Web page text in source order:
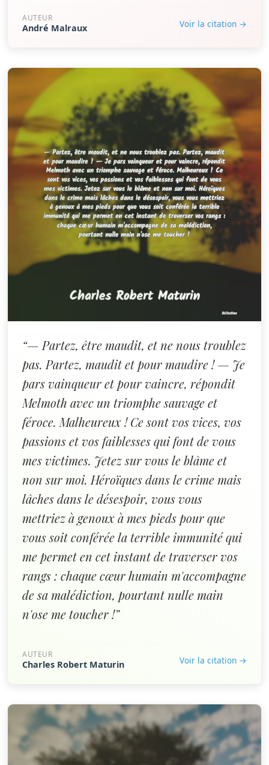
AUTEUR
André Malraux Voir la citation →
“— Partez, être maudit, et ne nous troublez
pas. Partez, maudit et pour maudire ! — Je
pars vainqueur et pour vaincre, répondit
Melmoth avec un triomphe sauvage et
féroce. Malheureux ! Ce sont vos vices, vos
passions et vos faiblesses qui font de vous
mes victimes. Jetez sur vous le blâme et
non sur moi. Héroïques dans le crime mais
lâches dans le désespoir, vous vous
mettriez à genoux à mes pieds pour que
vous soit conférée la terrible immunité qui
me permet en cet instant de traverser vos
rangs : chaque cœur humain m'accompagne
de sa malédiction, pourtant nulle main
n'ose me toucher !”
AUTEUR
Charles Robert Maturin Voir la citation →